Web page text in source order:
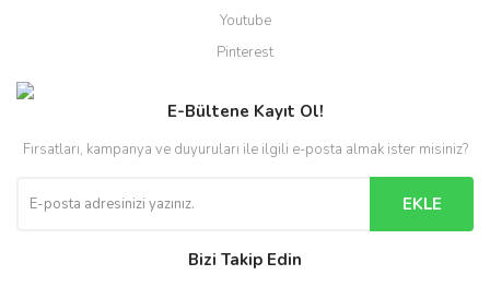
Youtube
Pinterest
E-Bültene Kayıt Ol!
Fırsatları, kampanya ve duyuruları ile ilgili e-posta almak ister misiniz?
EKLE
Bizi Takip Edin